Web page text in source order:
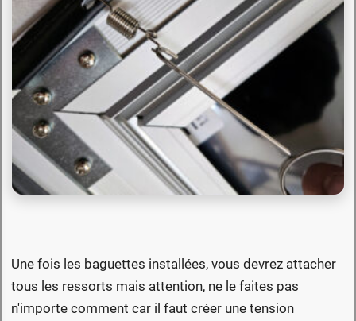
Une fois les baguettes installées, vous devrez attacher
tous les ressorts mais attention, ne le faites pas
n'importe comment car il faut créer une tension